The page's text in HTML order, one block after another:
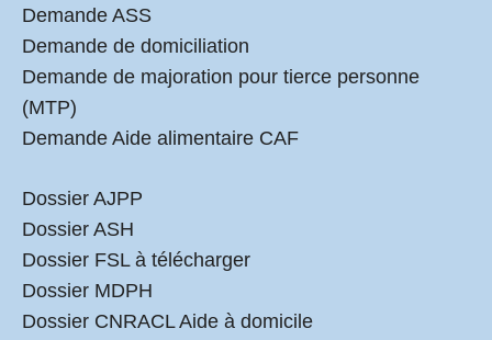
Demande ASS
Demande de domiciliation
Demande de majoration pour tierce personne
(MTP)
Demande Aide alimentaire CAF
Dossier AJPP
Dossier ASH
Dossier FSL à télécharger
Dossier MDPH
Dossier CNRACL Aide à domicile